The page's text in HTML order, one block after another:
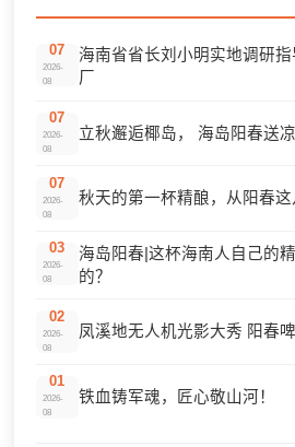
07
2026-
08
海南省省长刘小明实地调研
厂
07
2026-
08
立秋邂逅椰岛， 海岛阳春送凉
07
2026-
08
秋天的第一杯精酿，从阳春这
03
2026-
08
海岛阳春|这杯海南人自己的
的？
02
2026-
08
凤溪地无人机光影大秀 阳春
01
2026-
08
铁血铸军魂，匠心敬山河！